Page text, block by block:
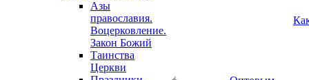
Азы
православия.
Воцерковление.
Закон Божий
Таинства
Церкви